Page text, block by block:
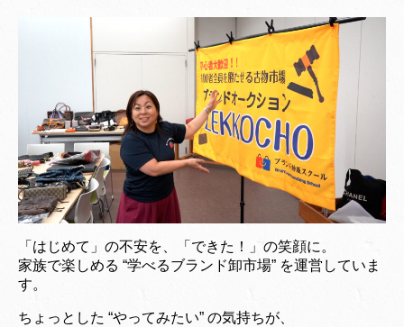
「はじめて」の不安を、「できた！」の笑顔に。
家族で楽しめる “学べるブランド卸市場” を運営していま
す。
ちょっとした “やってみたい” の気持ちが、